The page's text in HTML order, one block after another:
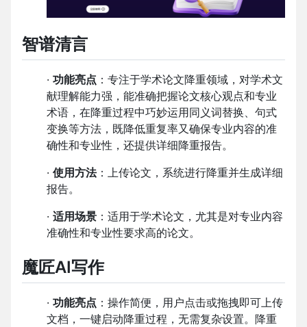
智谱清言
· 功能亮点 ：专注于学术论文降重领域，对学术文
献理解能力强，能准确把握论文核心观点和专业
术语，在降重过程中巧妙运用同义词替换、句式
变换等方法，既降低重复率又确保专业内容的准
确性和专业性，还提供详细降重报告。
· 使用方法：上传论文，系统进行降重并生成详细
报告。
· 适用场景 ：适用于学术论文，尤其是对专业内容
准确性和专业性要求高的论文。
魔匠AI写作
· 功能亮点 ：操作简便，用户点击或拖拽即可上传
文档，一键启动降重过程，无需复杂设置。降重